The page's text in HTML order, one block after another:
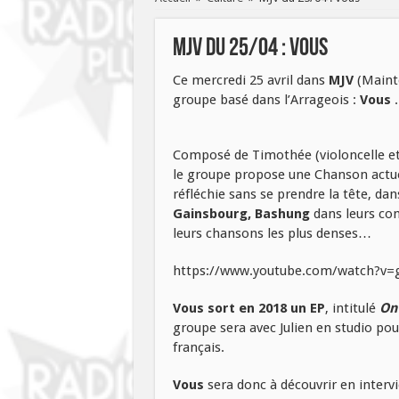
MJV du 25/04 : Vous
Ce mercredi 25 avril dans MJV
groupe basé dans l’Arrageois : Vous .
Composé de Timothée (violoncelle
le groupe propose une Chanson
réfléchie sans se prendre la tête,
Gainsbourg, Bashungdans leurs
leurs chansons les plus denses…
https://www.youtube.com/
Vous sort en 2018 un EP, intitulé
groupe sera avec Julien en studio
français.
Vous sera donc à découvrir en